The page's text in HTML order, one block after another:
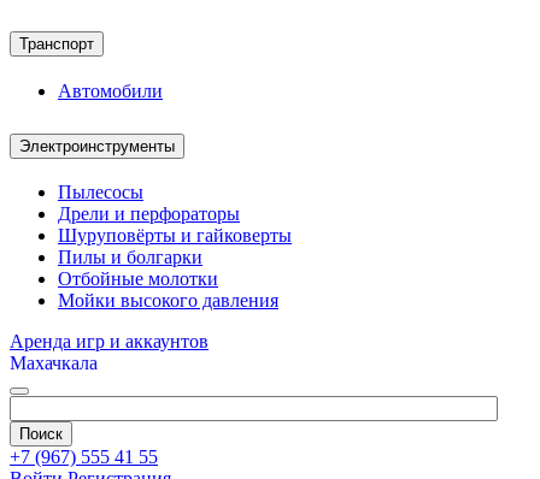
Транспорт
Автомобили
Электроинструменты
Пылесосы
Дрели и перфораторы
Шуруповёрты и гайковерты
Пилы и болгарки
Отбойные молотки
Мойки высокого давления
Аренда игр и аккаунтов
Махачкала
+7 (967) 555 41 55